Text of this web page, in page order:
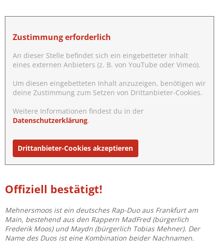
Zustimmung erforderlich
An dieser Stelle befindet sich ein eingebetteter Inhalt
eines externen Anbieters (z. B. von YouTube oder Vimeo).
Um diesen eingebetteten Inhalt anzuzeigen, benötigen wir
deine Zustimmung zum Setzen von Drittanbieter-Cookies.
Weitere Informationen findest du in der
Datenschutzerklärung.
Drittanbieter-Cookies akzeptieren
Offiziell bestätigt!
Mehnersmoos ist ein deutsches Rap-Duo aus Frankfurt am
Main, bestehend aus den Rappern MadFred (bürgerlich
Frederik Moos) und Maydn (bürgerlich Tobias Mehner). Der
Name des Duos ist eine Kombination beider Nachnamen.